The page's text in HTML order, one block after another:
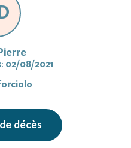
02/08/2021
décès